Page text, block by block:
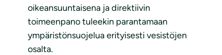
oikeansuuntaisena ja direktiivin
toimeenpano tuleekin parantamaan
ympäristönsuojelua erityisesti vesistöjen
osalta.